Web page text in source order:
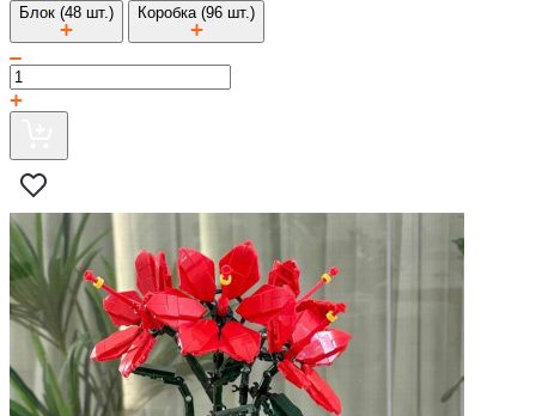
Блок (48 шт.) Коробка (96 шт.)